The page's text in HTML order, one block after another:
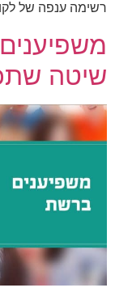
רשימה ענפה של
שיטה